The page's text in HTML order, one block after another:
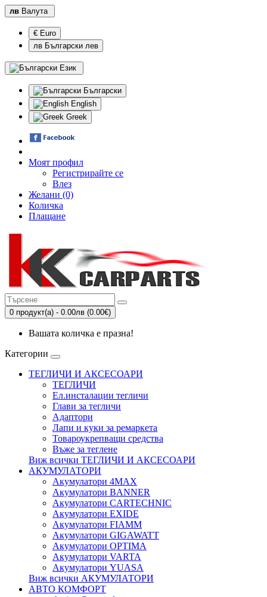
лв Валута
€ Euro
лв Български лев
Език
Български
English
Greek
Моят профил
Регистрирайте се
Влез
Желани (0)
Количка
Плащане
0 продукт(а) - 0.00лв (0.00€)
Вашата количка е празна!
Категории
ТЕГЛИЧИ И АКСЕСОАРИ
ТЕГЛИЧИ
Eл.инсталации тегличи
Глави за тегличи
Адаптори
Лапи и куки за ремаркета
Товароукрепващи средства
Въже за теглене
Виж всички ТЕГЛИЧИ И АКСЕСОАРИ
АКУМУЛАТОРИ
Акумулатори 4MAX
Акумулатори BANNER
Акумулатори CARTECHNIC
Акумулатори EXIDE
Акумулатори FIAMM
Акумулатори GIGAWATT
Акумулатори OPTIMA
Акумулатори VARTA
Акумулатори YUASA
Виж всички АКУМУЛАТОРИ
АВТО КОМФОРТ